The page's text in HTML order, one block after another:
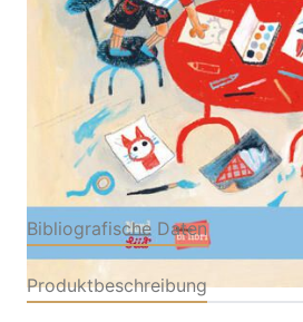
Verlag: Hueber Verlag
Buch
Hardcover
Bibliografische Daten
Produktbeschreibung